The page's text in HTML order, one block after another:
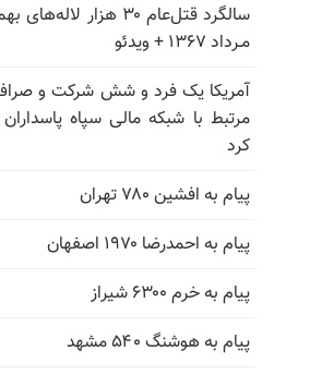
مـرداد ۱۳۶۷ + ویدئو
آمریکا یک فرد و شش شرکت و
مرتبط با شبکه مالی سپاه
کرد
پیام به افشین ۷۸۰ تهران
پیام به احمدرضا ۱۹۷۰ اصفهان
پیام به خرم ۶۳۰۰ شیراز
پیام به هوشنگ ۵۴۰ مشهد